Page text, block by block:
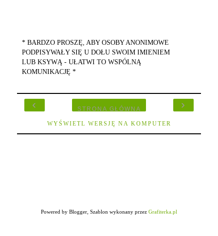
* BARDZO PROSZĘ, ABY OSOBY ANONIMOWE
PODPISYWAŁY SIĘ U DOŁU SWOIM IMIENIEM
LUB KSYWĄ - UŁATWI TO WSPÓLNĄ
KOMUNIKACJĘ *
‹ ›
STRONA GŁÓWNA
WYŚWIETL WERSJĘ NA KOMPUTER
Powered by Blogger, Szablon wykonany przez Grafiterka.pl